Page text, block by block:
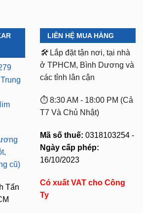
cũ)
Tấn
LIÊN HỆ MUA HÀNG
🛠️ Lắp đặt tận nơi, tại nhà
ở TPHCM, Bình Dương và
các tỉnh lân cận
⏱️ 8:30 AM - 18:00 PM (Cả
T7 Và Chủ Nhật)
Mã số thuế: 0318103254 -
Ngày cấp phép:
16/10/2023
Có xuất VAT cho Công
Ty